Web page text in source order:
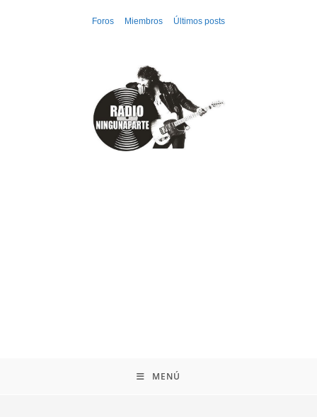
Foros Miembros Últimos posts
MENÚ